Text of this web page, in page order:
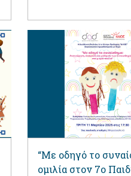
“Με οδηγό το
oμιλία στον 7ο